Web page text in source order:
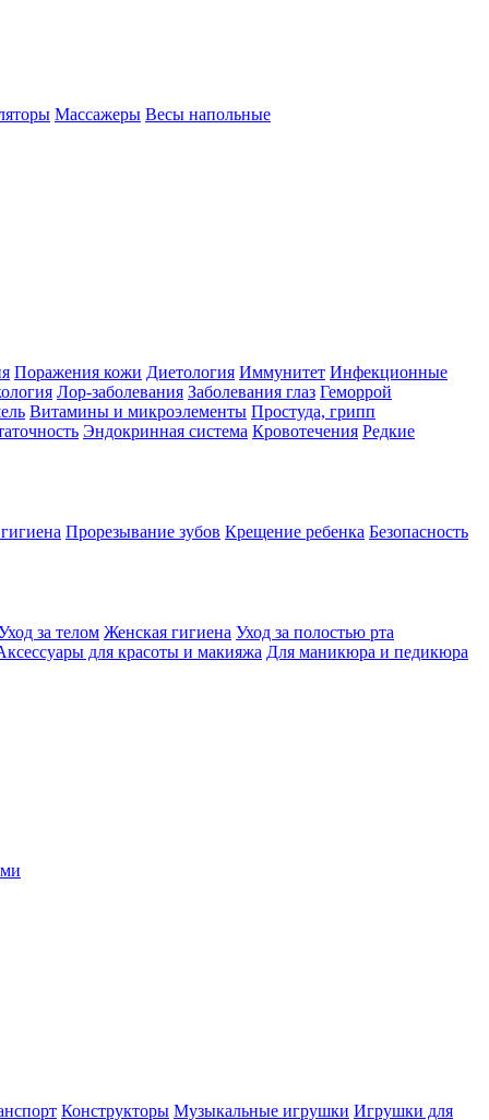
Массажеры Весы напольные
Поражения кожи Диетология Иммунитет Инфекционные
Лор-заболевания Заболевания глаз Геморрой
Витамины и микроэлементы Простуда, грипп
Эндокринная система Кровотечения Редкие
Прорезывание зубов Крещение ребенка Безопасность
за телом Женская гигиена Уход за полостью рта
для красоты и макияжа Для маникюра и педикюра
Конструкторы Музыкальные игрушки Игрушки для